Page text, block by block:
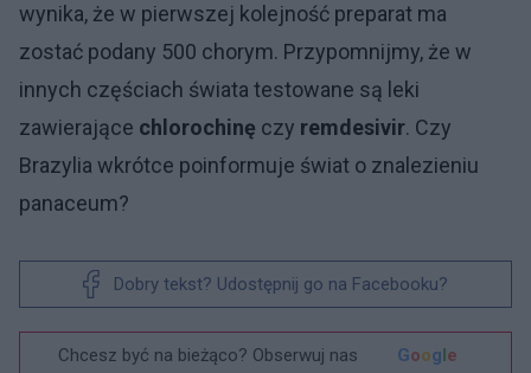
wynika, że w pierwszej kolejność preparat ma
zostać podany 500 chorym. Przypomnijmy, że w
innych częściach świata testowane są leki
zawierające chlorochinę czy remdesivir. Czy
Brazylia wkrótce poinformuje świat o znalezieniu
panaceum?
Dobry tekst? Udostępnij go na Facebooku?
Chcesz być na bieżąco? Obserwuj nas
Google